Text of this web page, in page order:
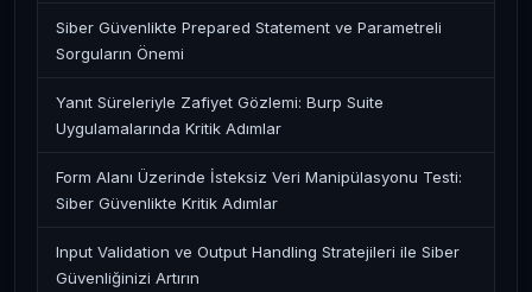
Siber Güvenlikte Prepared Statement ve Parametreli
Sorguların Önemi
Yanıt Süreleriyle Zafiyet Gözlemi: Burp Suite
Uygulamalarında Kritik Adımlar
Form Alanı Üzerinde İsteksiz Veri Manipülasyonu Testi:
Siber Güvenlikte Kritik Adımlar
Input Validation ve Output Handling Stratejileri ile Siber
Güvenliğinizi Artırın